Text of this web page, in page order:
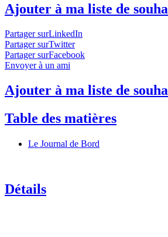
Ajouter à ma liste de
Partager surLinkedIn
Partager surTwitter
Partager surFacebook
Envoyer à un ami
Ajouter à ma liste de
Table des matières
Le Journal de Bord
Détails